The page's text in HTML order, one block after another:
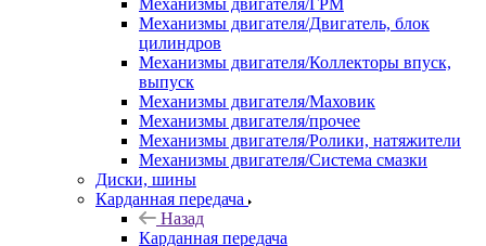
Механизмы двигателя/ГРМ
Механизмы двигателя/Двигатель, блок
цилиндров
Механизмы двигателя/Коллекторы впуск,
выпуск
Механизмы двигателя/Маховик
Механизмы двигателя/прочее
Механизмы двигателя/Ролики, натяжители
Механизмы двигателя/Система смазки
Диски, шины
Карданная передача
Назад
Карданная передача